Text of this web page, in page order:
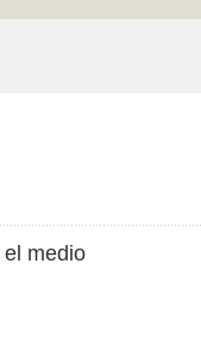
medio